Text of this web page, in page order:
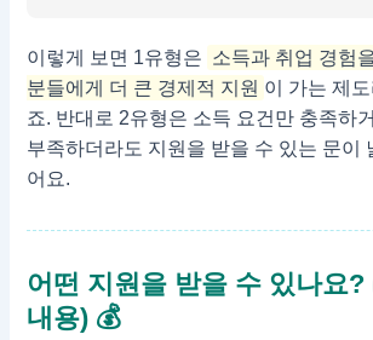
이렇게 보면 1유형은 소득과 취업 경험
분들에게 더 큰 경제적 지원 이 가는 제
죠. 반대로 2유형은 소득 요건만 충족하
부족하더라도 지원을 받을 수 있는 문이
어요.
어떤 지원을 받을 수 있나요?
내용) 💰